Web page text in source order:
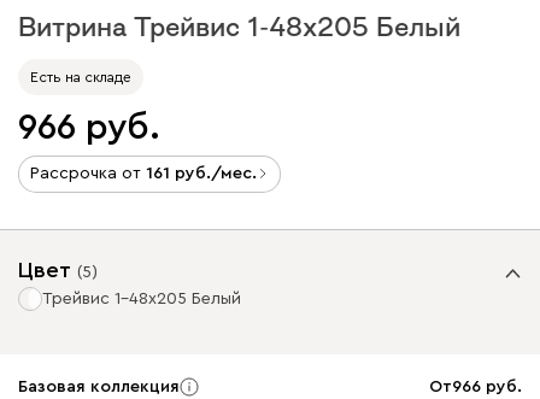
Витрина Трейвис 1-48x205 Белый
Есть на складе
966
Рассрочка от 161 /мес.
Цвет (5)
Трейвис 1-48x205 Белый
Базовая коллекция От966